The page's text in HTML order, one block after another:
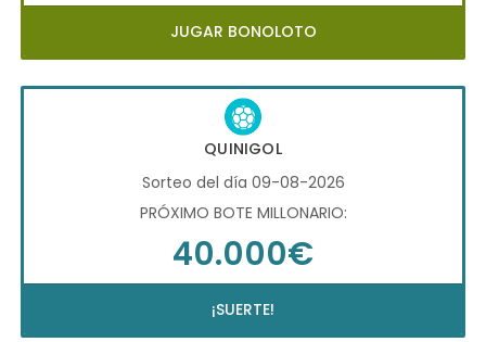
JUGAR BONOLOTO
QUINIGOL
Sorteo del día 09-08-2026
PRÓXIMO BOTE MILLONARIO:
40.000€
¡SUERTE!